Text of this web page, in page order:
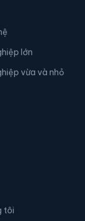
lớn
vừa và nhỏ
tôi